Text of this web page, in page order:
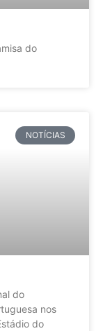
do
NOTÍCIAS
do
nos
do